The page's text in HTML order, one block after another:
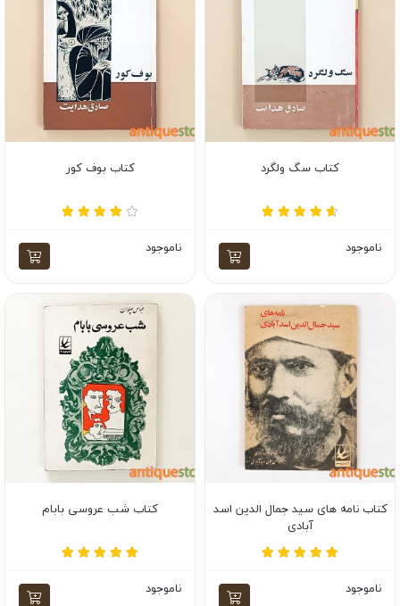
کتاب سگ ولگرد
ناموجود
کتاب بوف کور
ناموجود
کتاب نامه های سید جمال الدین اسد
آبادی
ناموجود
کتاب شب عروسی بابام
ناموجود